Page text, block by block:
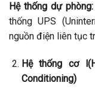
Hệ thống dự phòng:
thống UPS
nguồn điện liên tục
Hệ thống cơ
Conditioning)